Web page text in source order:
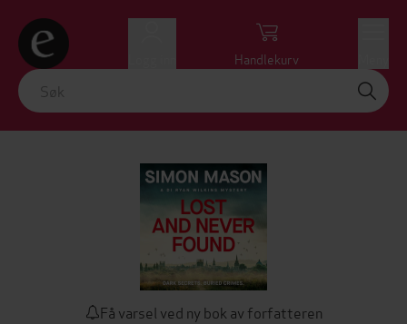
Handlekurv
Få varsel ved ny bok av forfatteren